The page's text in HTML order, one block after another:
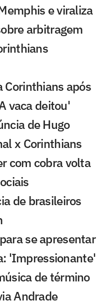
e viraliza
arbitragem
Corinthians após
vaca deitou'
de Hugo
x Corinthians
com cobra volta
de brasileiros
se apresentar
'Impressionante'
de término
Andrade